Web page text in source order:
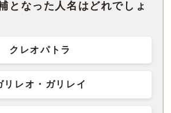
となった人名はどれでしょ
クレオパトラ
リレオ・ガリレイ